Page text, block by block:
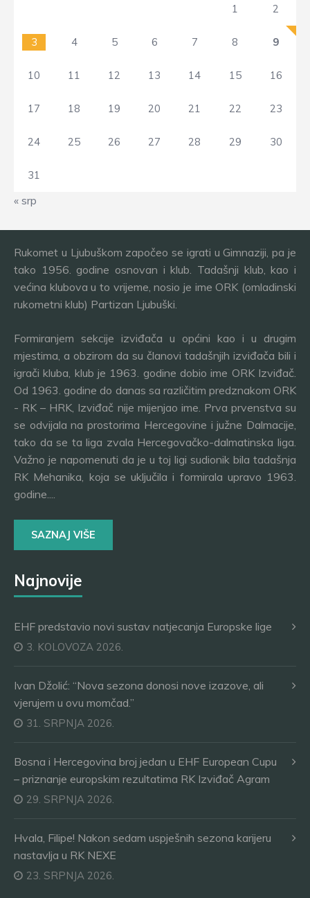
1 2
3 4 5 6 7 8 9
10 11 12 13 14 15 16
17 18 19 20 21 22 23
24 25 26 27 28 29 30
31
« srp
Rukomet u Ljubuškom započeo se igrati u Gimnaziji, pa je
tako 1956. godine osnovan i klub. Tadašnji klub, kao i
većina klubova u to vrijeme, nosio je ime ORK (omladinski
rukometni klub) Partizan Ljubuški.
Formiranjem sekcije izviđača u općini kao i u drugim
mjestima, a obzirom da su članovi tadašnjih izviđača bili i
igrači kluba, klub je 1963. godine dobio ime ORK Izviđač.
Od 1963. godine do danas sa različitim predznakom ORK
- RK – HRK, Izviđač nije mijenjao ime. Prva prvenstva su
se odvijala na prostorima Hercegovine i južne Dalmacije,
tako da se ta liga zvala Hercegovačko-dalmatinska liga.
Važno je napomenuti da je u toj ligi sudionik bila tadašnja
RK Mehanika, koja se uključila i formirala upravo 1963.
godine....
SAZNAJ VIŠE
Najnovije
EHF predstavio novi sustav natjecanja Europske lige
3. KOLOVOZA 2026.
Ivan Džolić: “Nova sezona donosi nove izazove, ali
vjerujem u ovu momčad.”
31. SRPNJA 2026.
Bosna i Hercegovina broj jedan u EHF European Cupu
– priznanje europskim rezultatima RK Izviđač Agram
29. SRPNJA 2026.
Hvala, Filipe! Nakon sedam uspješnih sezona karijeru
nastavlja u RK NEXE
23. SRPNJA 2026.